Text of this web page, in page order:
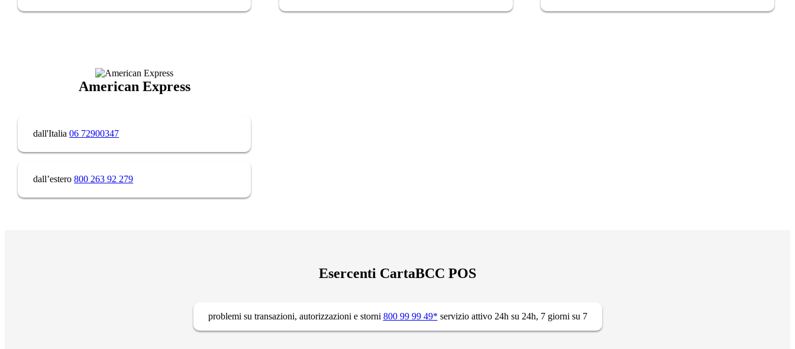
American Express
dall'Italia06 72900347
dall’estero800 263 92 279
Esercenti CartaBCC POS
problemi su transazioni, autorizzazioni e storni 800 99 99 49* servizio attivo 24h su 24h, 7 giorni su 7